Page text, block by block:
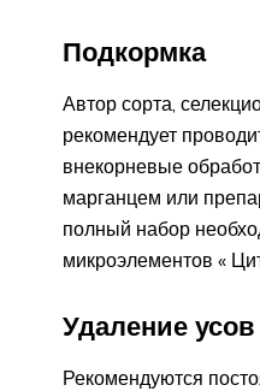
Подкормка
Автор сорта,
рекомендует
внекорневые
марганцем или
полный набор
микроэлементов «
Удаление усов
Рекомендуются